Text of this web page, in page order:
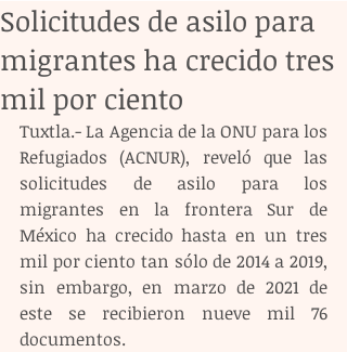
Solicitudes de asilo para
migrantes ha crecido tres
mil por ciento
Tuxtla.- La Agencia de la ONU para los
Refugiados (ACNUR), reveló que las
solicitudes de asilo para los
migrantes en la frontera Sur de
México ha crecido hasta en un tres
mil por ciento tan sólo de 2014 a 2019,
sin embargo, en marzo de 2021 de
este se recibieron nueve mil 76
documentos.